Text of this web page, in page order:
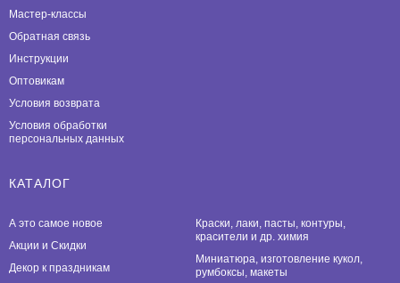
Мастер-классы
Обратная связь
Инструкции
Оптовикам
Условия возврата
Условия обработки
персональных данных
КАТАЛОГ
А это самое новое
Акции и Скидки
Декор к праздникам
Краски, лаки, пасты, контуры,
красители и др. химия
Миниатюра, изготовление кукол,
румбоксы, макеты